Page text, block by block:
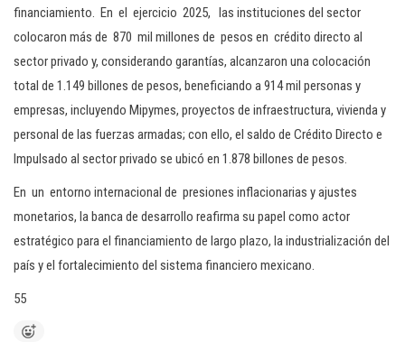
financiamiento. En el ejercicio 2025, las instituciones del sector
colocaron más de 870 mil millones de pesos en crédito directo al
sector privado y, considerando garantías, alcanzaron una colocación
total de 1.149 billones de pesos, beneficiando a 914 mil personas y
empresas, incluyendo Mipymes, proyectos de infraestructura, vivienda y
personal de las fuerzas armadas; con ello, el saldo de Crédito Directo e
Impulsado al sector privado se ubicó en 1.878 billones de pesos.
En un entorno internacional de presiones inflacionarias y ajustes
monetarios, la banca de desarrollo reafirma su papel como actor
estratégico para el financiamiento de largo plazo, la industrialización del
país y el fortalecimiento del sistema financiero mexicano.
55